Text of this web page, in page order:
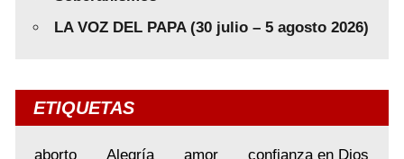
LA VOZ DEL PAPA (30 julio – 5 agosto 2026)
ETIQUETAS
aborto Alegría amor confianza en Dios